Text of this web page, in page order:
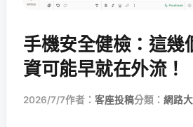
手機安全健檢：這幾
資可能早就在外流！
2026/7/7作者： 客座投稿分類： 網路